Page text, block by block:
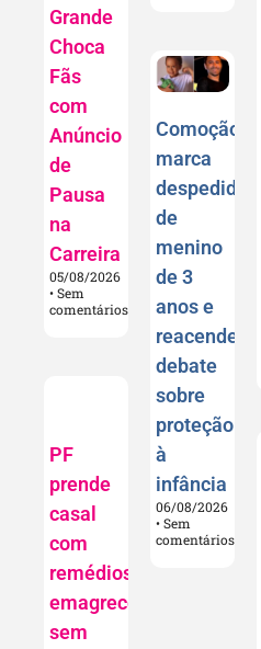
Grande
Choca
Fãs
com
Anúncio
de
Pausa
na
Carreira
05/08/2026
Sem
comentários
PF
prende
casal
com
remédios
emagrecedores
sem
Comoção
marca
despedida
de
menino
de 3
anos e
reacende
debate
sobre
proteção
à
infância
06/08/2026
Sem
comentários